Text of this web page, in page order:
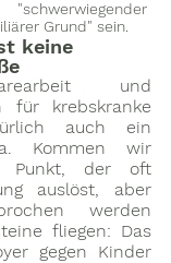
Grund" sein.
keine
und
für krebskranke
auch ein
Kommen wir
Punkt, der oft
auslöst, aber
werden
fliegen: Das
gegen Kinder